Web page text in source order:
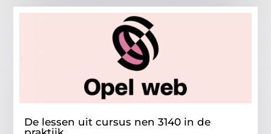
De lessen uit cursus nen 3140 in de